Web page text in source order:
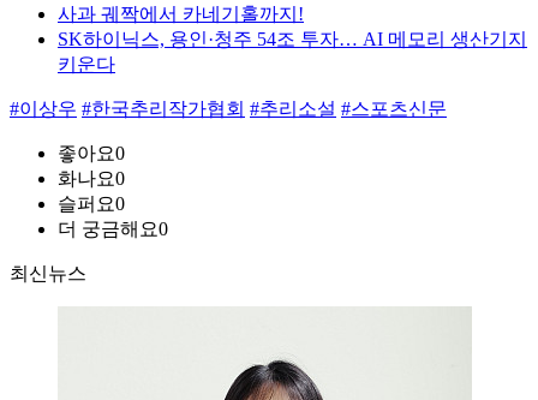
사과 궤짝에서 카네기홀까지!
SK하이닉스, 용인·청주 54조 투자… AI 메모리 생산기지
키운다
#이상우 #한국추리작가협회 #추리소설 #스포츠신문
좋아요0
화나요0
슬퍼요0
더 궁금해요0
최신뉴스